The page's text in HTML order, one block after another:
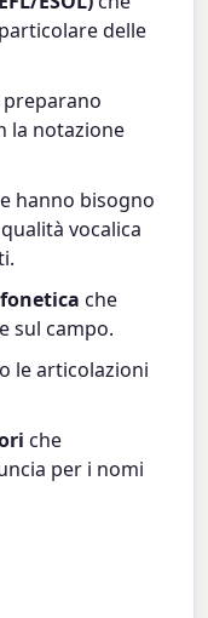
delle
preparano
la notazione
hanno bisogno
vocalica
che
sul campo.
le articolazioni
che
per i nomi